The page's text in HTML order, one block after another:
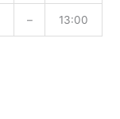
– 13:00